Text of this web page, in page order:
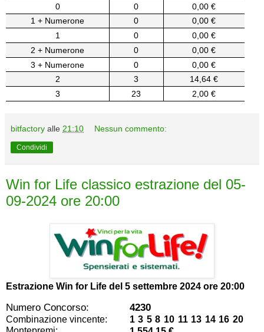
0
0
0,00 €
1 + Numerone
0
0,00 €
1
0
0,00 €
2 + Numerone
0
0,00 €
3 + Numerone
0
0,00 €
2
3
14,64 €
3
23 2,00 €
bitfactory alle 21:10 Nessun commento:
Condividi
Win for Life classico estrazione del 05-
09-2024 ore 20:00
Estrazione Win for Life del 5 settembre 2024 ore 20:00
Numero Concorso: 4230
Combinazione vincente:
1 3 5 8 10 11 13 14 16 20